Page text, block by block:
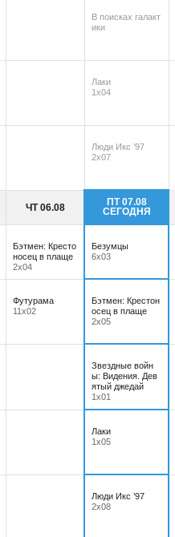
В поисках галакт
ики
Лаки
1х04
Люди Икс ’97
2х07
ЧТ 06.08
ПТ 07.08
СЕГОДНЯ
Бэтмен: Кресто
носец в плаще
2х04
Безумцы
6х03
Футурама
11х02
Бэтмен: Крестон
осец в плаще
2х05
Звездные войн
ы: Видения. Дев
ятый джедай
1х01
Лаки
1х05
Люди Икс ’97
2х08